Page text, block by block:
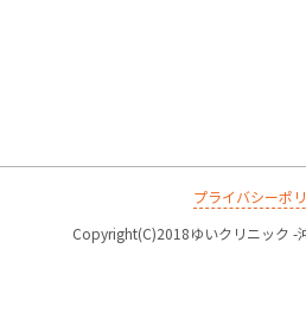
プライバシーポ
Copyright(C)2018ゆいクリニック -